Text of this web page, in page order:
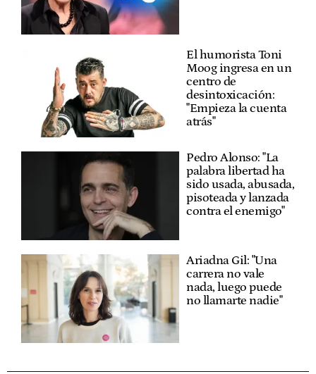
El humorista Toni
Moog ingresa en un
centro de
desintoxicación:
"Empieza la cuenta
atrás"
Pedro Alonso: "La
palabra libertad ha
sido usada, abusada,
pisoteada y lanzada
contra el enemigo"
Ariadna Gil: "Una
carrera no vale
nada, luego puede
no llamarte nadie"